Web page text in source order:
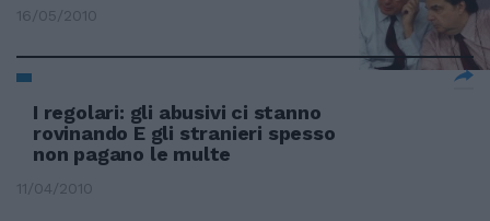
16/05/2010
I regolari: gli abusivi ci stanno
rovinando E gli stranieri spesso
non pagano le multe
11/04/2010